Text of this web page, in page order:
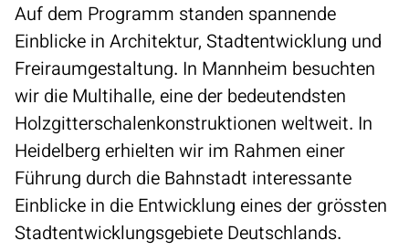
Auf dem Programm standen spannende
Einblicke in Architektur, Stadtentwicklung und
Freiraumgestaltung. In Mannheim besuchten
wir die Multihalle, eine der bedeutendsten
Holzgitterschalenkonstruktionen weltweit. In
Heidelberg erhielten wir im Rahmen einer
Führung durch die Bahnstadt interessante
Einblicke in die Entwicklung eines der grössten
Stadtentwicklungsgebiete Deutschlands.